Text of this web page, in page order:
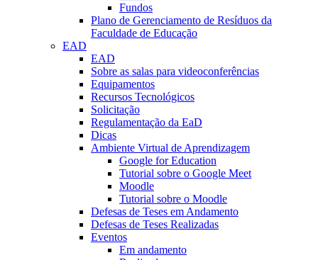
Fundos
Plano de Gerenciamento de Resíduos da
Faculdade de Educação
EAD
EAD
Sobre as salas para videoconferências
Equipamentos
Recursos Tecnológicos
Solicitação
Regulamentação da EaD
Dicas
Ambiente Virtual de Aprendizagem
Google for Education
Tutorial sobre o Google Meet
Moodle
Tutorial sobre o Moodle
Defesas de Teses em Andamento
Defesas de Teses Realizadas
Eventos
Em andamento